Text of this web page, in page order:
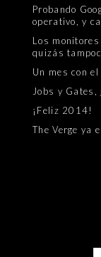
Probando
operativo, y
Los
quizás
Un mes con
Jobs y
¡Feliz 2014!
The Verge ya